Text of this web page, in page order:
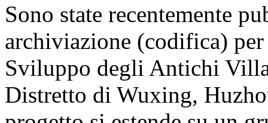
Sono state recentemente
archiviazione (codifica)
Sviluppo degli Antichi
Distretto di Wuxing,